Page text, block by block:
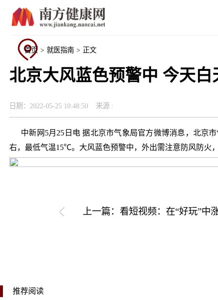
首页 > 就医指南 > 正文
北京大风蓝色预警中 今天
日期：2022-05-25 10:48:50 来源 :
中新网 5月25日电 据北京市气象局官方微博消息，北京
右，最低气温15℃。大风蓝色预警中，外出需注意防风防火
上一篇：看短视频：在“好玩”中
推荐阅读